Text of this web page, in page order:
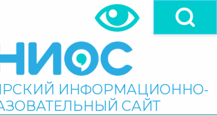
ИНФОРМАЦИОННО-
САЙТ